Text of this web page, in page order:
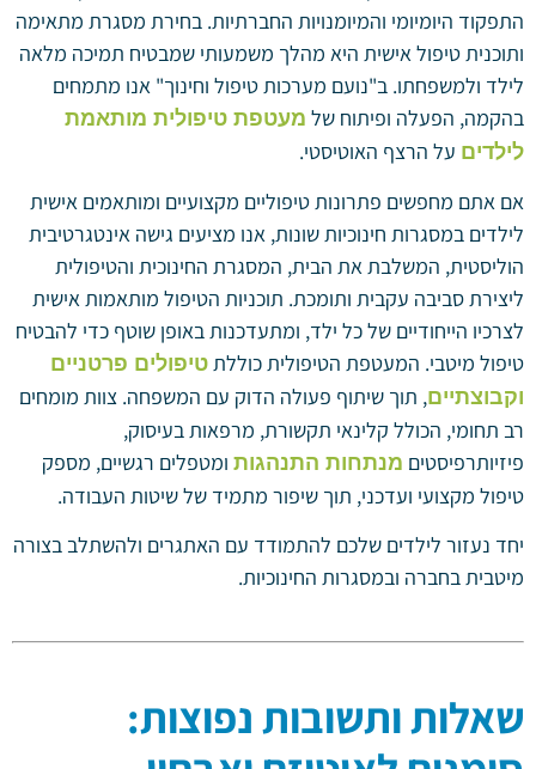
התפקוד היומיומי והמיומנויות החברתיות. בחירת מסגרת מתאימה
ותוכנית טיפול אישית היא מהלך משמעותי שמבטיח תמיכה מלאה
לילד ולמשפחתו. ב"נועם מערכות טיפול וחינוך" אנו מתמחים
בהקמה, הפעלה ופיתוח של מעטפת טיפולית מותאמת
לילדים על הרצף האוטיסטי.
אם אתם מחפשים פתרונות טיפוליים מקצועיים ומותאמים אישית
לילדים במסגרות חינוכיות שונות, אנו מציעים גישה אינטגרטיבית
הוליסטית, המשלבת את הבית, המסגרת החינוכית והטיפולית
ליצירת סביבה עקבית ותומכת. תוכניות הטיפול מותאמות אישית
לצרכיו הייחודיים של כל ילד, ומתעדכנות באופן שוטף כדי להבטיח
טיפול מיטבי. המעטפת הטיפולית כוללת טיפולים פרטניים
וקבוצתיים, תוך שיתוף פעולה הדוק עם המשפחה. צוות מומחים
רב תחומי, הכולל קלינאי תקשורת, מרפאות בעיסוק,
פיזיותרפיסטים מנתחות התנהגות ומטפלים רגשיים, מספק
טיפול מקצועי ועדכני, תוך שיפור מתמיד של שיטות העבודה.
יחד נעזור לילדים שלכם להתמודד עם האתגרים ולהשתלב בצורה
מיטבית בחברה ובמסגרות החינוכיות.
שאלות ותשובות נפוצות: